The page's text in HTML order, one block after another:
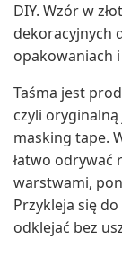
DIY. Wzór w
dekoracyjnych
opakowaniach
Taśma jest
czyli
masking tape.
łatwo odrywać
warstwami,
Przykleja się
odklejać bez